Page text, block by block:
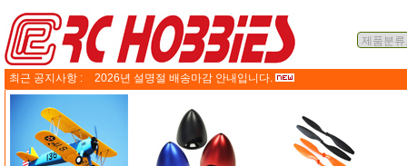
최근 공지사항 : 2026년 설명절 배송마감 안내입니다.